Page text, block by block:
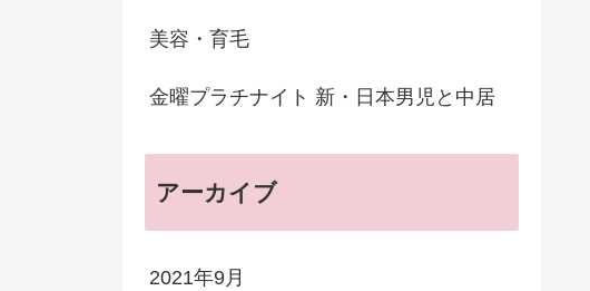
美容・育毛
金曜プラチナイト 新・日本男児と中居
アーカイブ
2021年9月